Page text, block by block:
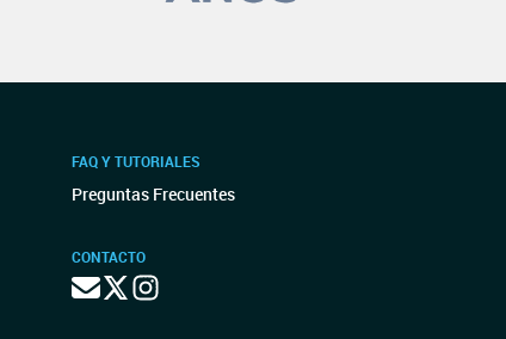
FAQ Y TUTORIALES
Preguntas Frecuentes
CONTACTO